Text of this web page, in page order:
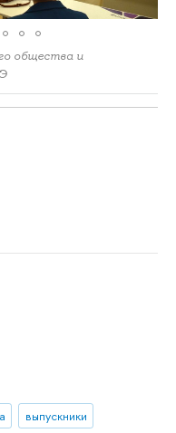
общества и
выпускники